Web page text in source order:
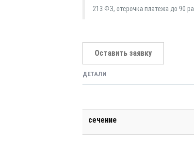
213 ФЗ, отсрочка платежа до 90
Оставить заявку
ДЕТАЛИ
сечение